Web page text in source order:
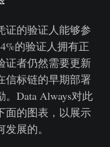
证的验证人能够参
的验证人拥有正
证者仍然需要更新
信标链的早期部署
Data Always对此
面的图表，以展示
展的。